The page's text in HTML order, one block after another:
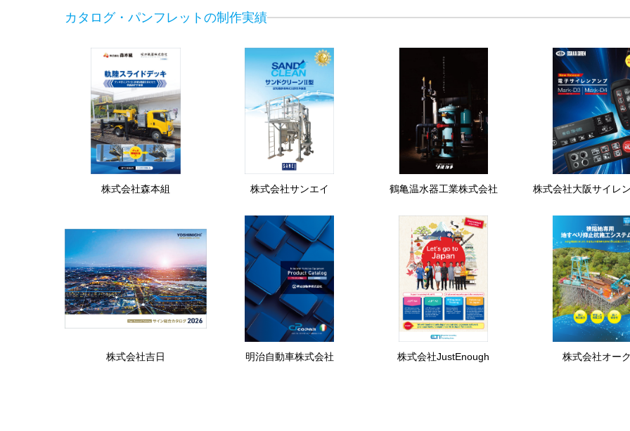
カタログ・パンフレットの制作実績
株式会社森本組 株式会社サンエイ 鶴亀温水器工業株式会社 株式会社大阪サイレ
株式会社吉日 明治自動車株式会社 株式会社JustEnough 株式会社オー